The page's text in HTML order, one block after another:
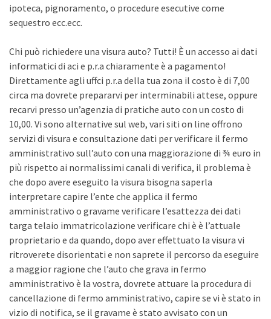
ipoteca, pignoramento, o procedure esecutive come
sequestro ecc.ecc.
Chi può richiedere una visura auto? Tutti! È un accesso ai dati
informatici di aci e p.r.a chiaramente è a pagamento!
Direttamente agli uffci p.r.a della tua zona il costo è di 7,00
circa ma dovrete prepararvi per interminabili attese, oppure
recarvi presso un’agenzia di pratiche auto con un costo di
10,00. Vi sono alternative sul web, vari siti on line offrono
servizi di visura e consultazione dati per verificare il fermo
amministrativo sull’auto con una maggiorazione di ¾ euro in
più rispetto ai normalissimi canali di verifica, il problema è
che dopo avere eseguito la visura bisogna saperla
interpretare capire l’ente che applica il fermo
amministrativo o gravame verificare l’esattezza dei dati
targa telaio immatricolazione verificare chi è è l’attuale
proprietario e da quando, dopo aver effettuato la visura vi
ritroverete disorientati e non saprete il percorso da eseguire
a maggior ragione che l’auto che grava in fermo
amministrativo è la vostra, dovrete attuare la procedura di
cancellazione di fermo amministrativo, capire se vi è stato in
vizio di notifica, se il gravame è stato avvisato con un